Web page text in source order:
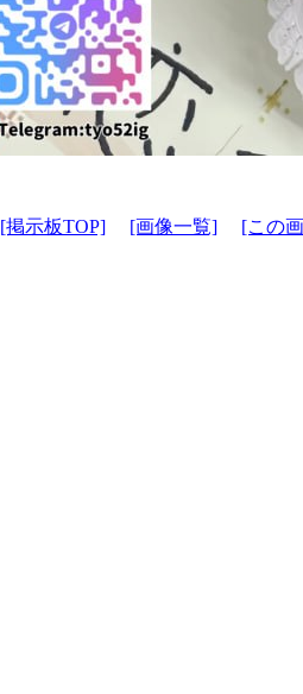
[掲示板TOP] [画像一覧] [この